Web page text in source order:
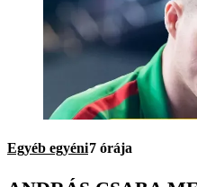
Egyéb egyéni7 órája